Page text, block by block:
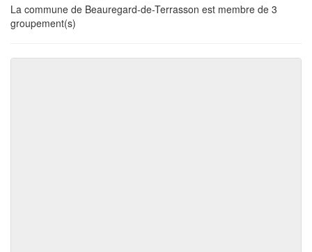
La commune de Beauregard-de-Terrasson est membre de 3
groupement(s)